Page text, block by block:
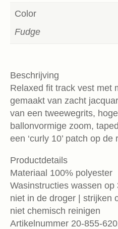
Color
Fudge
Beschrijving
Relaxed fit track vest met
gemaakt van zacht
van een tweewegrits,
ballonvormige zoom,
een ‘curly 10’ patch op de
Productdetails
Materiaal 100% polyester
Wasinstructies wassen op
niet in de droger | strijken
niet chemisch reinigen
Artikelnummer 20-855-